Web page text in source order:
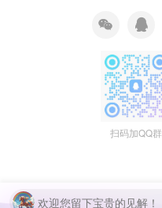
扫码加QQ群
欢迎您留下宝贵的见解！